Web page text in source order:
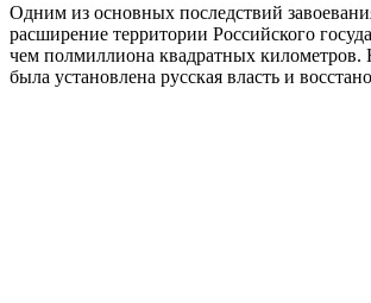
Одним из основных последствий
расширение территории Российского
чем полмиллиона квадратных километров.
была установлена русская власть и